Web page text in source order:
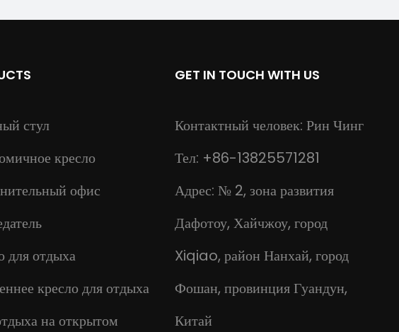
стул
кресло
офис
для отдыха
кресло для отдыха
на открытом
GET IN TOUCH WITH US
Контактный человек: Рин Чинг
Тел: +86-13825571281
Адрес: № 2, зона развития
Дафотоу, Хайчжоу, город
Xiqiao, район Нанхай, город
Фошан, провинция Гуандун,
Китай